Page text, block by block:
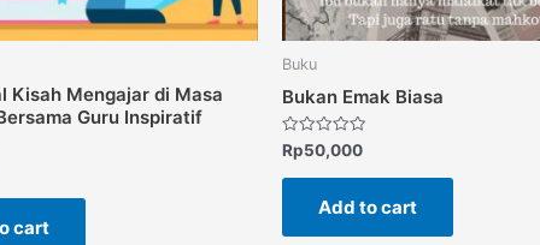
Kisah Mengajar di Masa
Guru Inspiratif
cart
Buku
Bukan Emak Biasa
Rated
0
out
Rp50,000
Add to cart